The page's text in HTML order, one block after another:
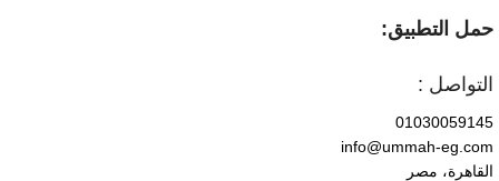
حمل التطبيق:
التواصل :
01030059145
info@ummah-eg.com
القاهرة، مصر